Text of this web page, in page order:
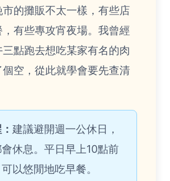
的攤販不太一樣，有些店
有些專攻宵夜場。我曾經
點跑去想吃某家有名的肉
個空，從此就學會要先查清
建議避開週一公休日，
休息。平日早上10點前
以悠閒地吃早餐。